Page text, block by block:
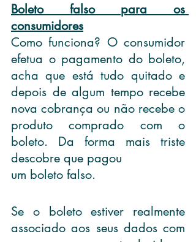
Boleto falso para os
consumidores
Como funciona? O consumidor
efetua o pagamento do boleto,
acha que está tudo quitado e
depois de algum tempo recebe
nova cobrança ou não recebe o
produto comprado com o
boleto. Da forma mais triste
descobre que pagou
um boleto falso.
Se o boleto estiver realmente
associado aos seus dados com